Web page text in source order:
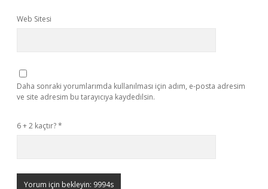
Web Sitesi
Daha sonraki yorumlarımda kullanılması için adım, e-posta adresim
ve site adresim bu tarayıcıya kaydedilsin.
6 + 2 kaçtır?*